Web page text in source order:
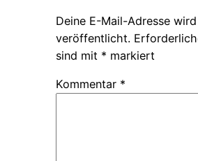
Deine E-Mail-Adresse
veröffentlicht.
sind mit * markiert
Kommentar *